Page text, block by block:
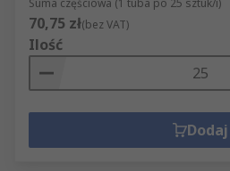
Suma częściowa (1 tuba po 25 sztuk/i)
70,75 zł(bez VAT)
Ilość
Dodaj